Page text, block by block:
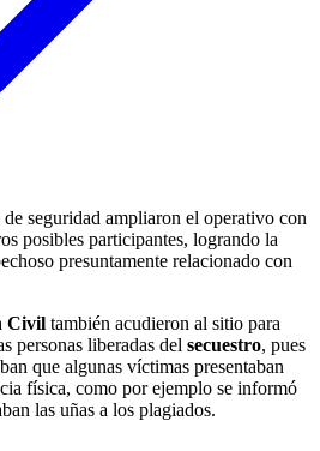
seguridad ampliaron el operativo con
posibles participantes, logrando la
presuntamente relacionado con
Civil también acudieron al sitio para
personas liberadas del secuestro, pues
que algunas víctimas presentaban
física, como por ejemplo se informó
las uñas a los plagiados.